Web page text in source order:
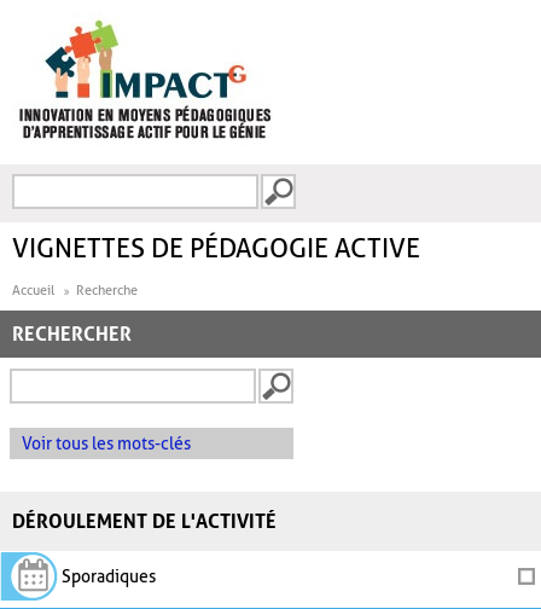
FORMULAIRE DE
VIGNETTES DE PÉDAGOGIE ACTIVE
Accueil Recherche
RECHERCHER
Voir tous les mots-clés
DÉROULEMENT DE L'ACTIVITÉ
Sporadiques